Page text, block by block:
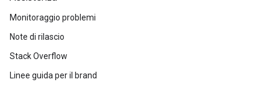
Monitoraggio problemi
Note di rilascio
Stack Overflow
Linee guida per il brand